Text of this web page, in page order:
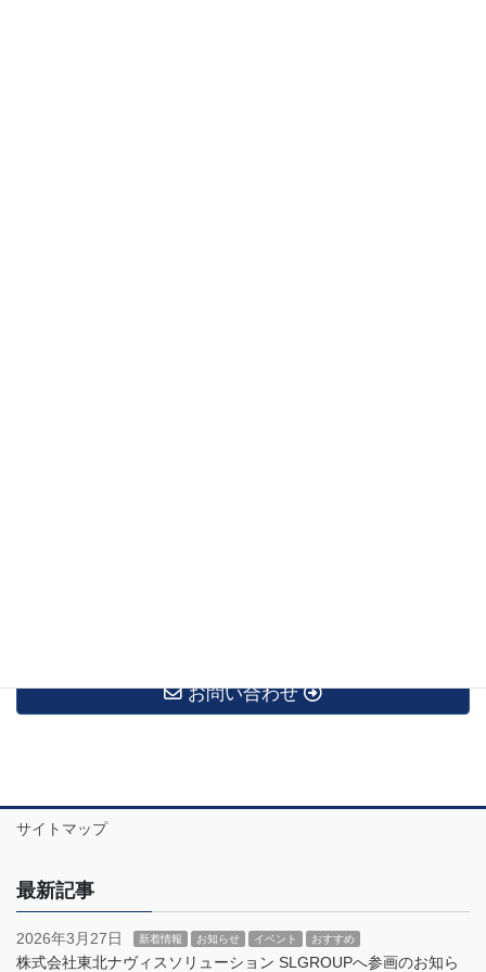
お問い合わせ
サイトマップ
最新記事
2026年3月27日 新着情報 お知らせ イベント おすすめ
株式会社東北ナヴィスソリューション SLGROUPへ参画のお知ら